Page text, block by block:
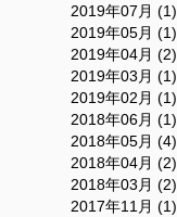
2019年07月 (1)
2019年05月 (1)
2019年04月 (2)
2019年03月 (1)
2019年02月 (1)
2018年06月 (1)
2018年05月 (4)
2018年04月 (2)
2018年03月 (2)
2017年11月 (1)